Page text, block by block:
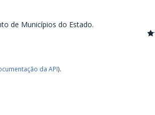
de Municípios do Estado.
da API).